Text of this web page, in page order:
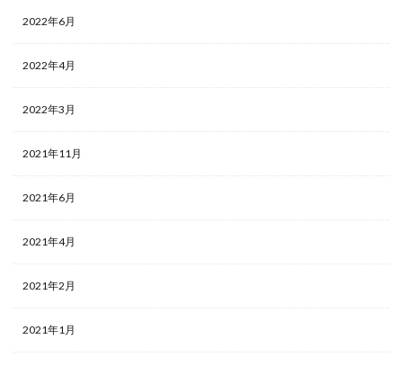
2022年6月
2022年4月
2022年3月
2021年11月
2021年6月
2021年4月
2021年2月
2021年1月